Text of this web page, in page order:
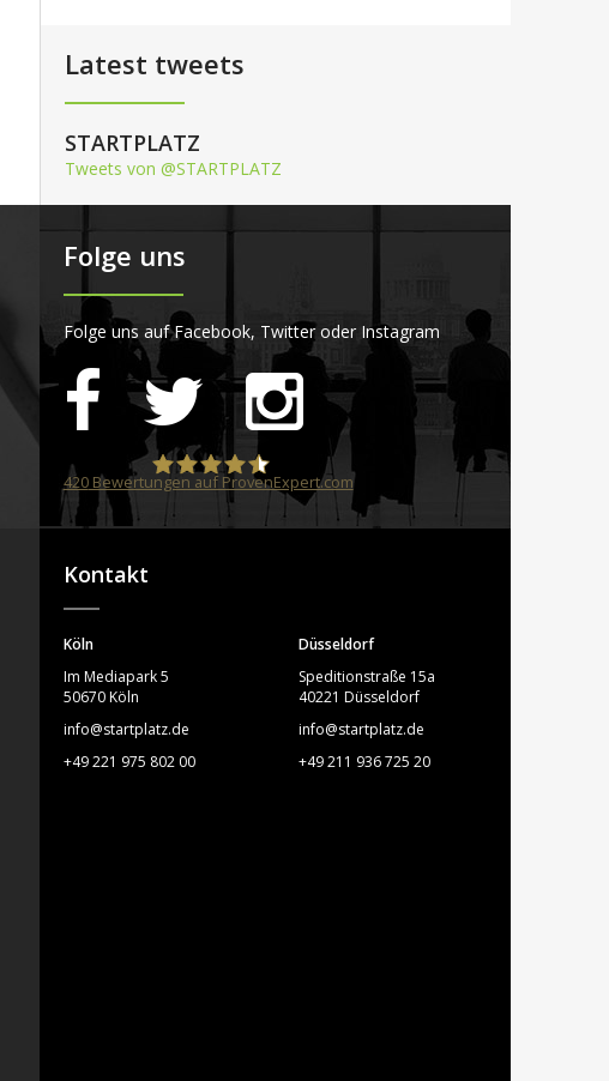
Latest tweets
STARTPLATZ
Tweets von @STARTPLATZ
Folge uns
Folge uns auf Facebook, Twitter oder Instagram
STARTPLATZ
420Bewertungen auf ProvenExpert.com
Kontakt
Köln
Im Mediapark 5
50670 Köln
info@startplatz.de
+49 221 975 802 00
Düsseldorf
Speditionstraße 15a
40221 Düsseldorf
info@startplatz.de
+49 211 936 725 20